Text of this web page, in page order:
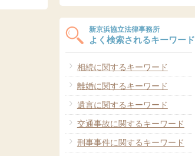
新京浜協立法律事務所
よく検索されるキーワード
相続に関するキーワード
離婚に関するキーワード
遺言に関するキーワード
交通事故に関するキーワード
刑事事件に関するキーワード